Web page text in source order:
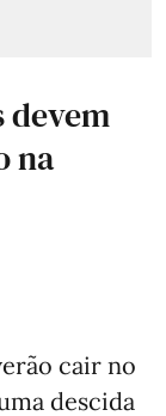
devem
na
cair no
descida